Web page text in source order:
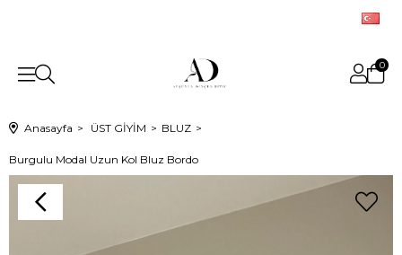
0
Anasayfa ÜST GİYİM BLUZ
Burgulu Modal Uzun Kol Bluz Bordo